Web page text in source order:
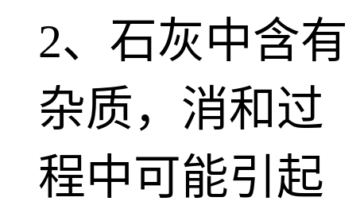
2、石灰中含有
杂质，消和过
程中可能引起